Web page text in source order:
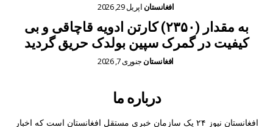
افغانستان اپریل 29, 2026
به مقدار (۲۳۵۰) کارتن ادویه قاچاقی و بی
کیفیت در گمرک سپین بولدک حریق گردید
افغانستان جنوری 7, 2026
درباره ما
افغانستان نیوز ۲۴ یک سازمان خبری مستقل افغانستان است که اخبار